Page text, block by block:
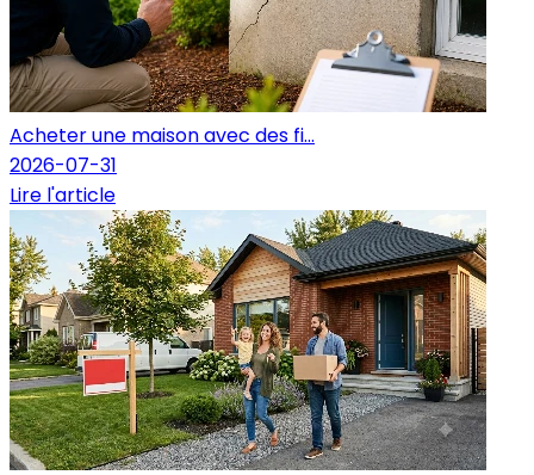
Acheter une maison avec des fi...
2026-07-31
Lire l'article